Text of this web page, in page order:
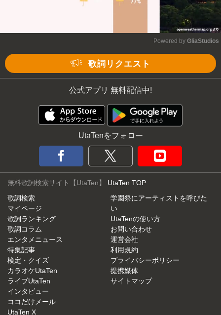
Powered by GliaStudios
歌詞リクエスト
公式アプリ 無料配信中!
UtaTenをフォロー
無料歌詞検索サイト【UtaTen】 UtaTen TOP
歌詞検索
マイページ
歌詞ランキング
歌詞コラム
エンタメニュース
特集記事
検定・クイズ
カラオケUtaTen
ライブUtaTen
インタビュー
ココだけメール
UtaTen X
学園祭にアーティストを呼びた
い
UtaTenの使い方
お問い合わせ
運営会社
利用規約
プライバシーポリシー
提携媒体
サイトマップ